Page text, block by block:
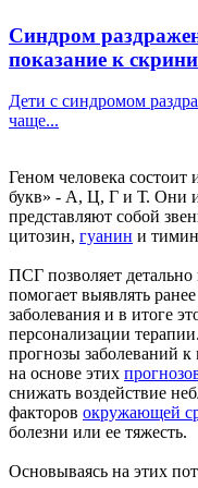
Синдром
показание к
Дети с синдромом
чаще...
Геном человека состоит
букв» - А, Ц, Г и Т. Они
представляют собой
цитозин, гуанин и
ПСГ позволяет детально
помогает выявлять
заболевания и в итоге
персонализации
прогнозы заболеваний
на основе этих
снижать воздействие
факторов окружающей
болезни или ее тяжесть.
Основываясь на этих